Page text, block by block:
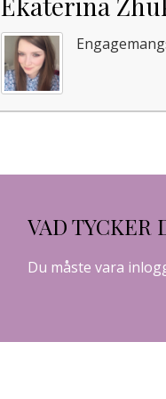
VAD TYCKER
Du måste vara